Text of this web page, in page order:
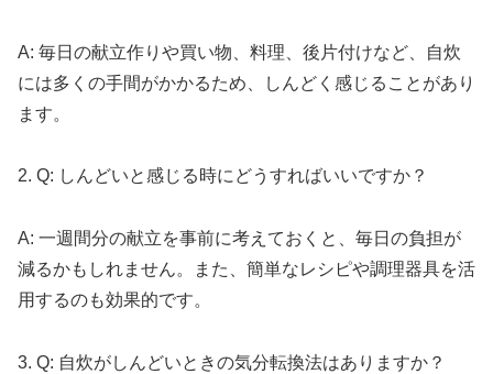
A: 毎日の献立作りや買い物、料理、後片付けなど、自炊
には多くの手間がかかるため、しんどく感じることがあり
ます。
2. Q: しんどいと感じる時にどうすればいいですか？
A: 一週間分の献立を事前に考えておくと、毎日の負担が
減るかもしれません。また、簡単なレシピや調理器具を活
用するのも効果的です。
3. Q: 自炊がしんどいときの気分転換法はありますか？